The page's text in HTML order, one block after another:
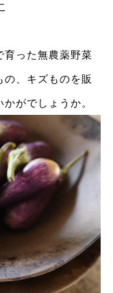
育った無農薬野菜
の、キズものを販
がでしょうか。